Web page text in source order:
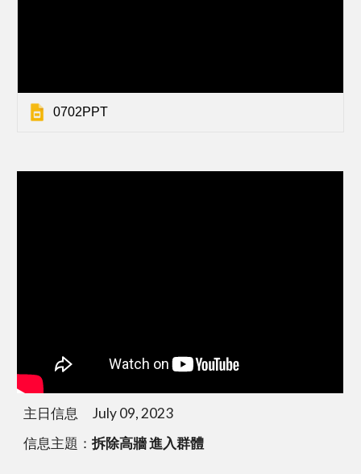
0702PPT
主日信息 July 09, 2023
信息主題：拆除高牆 進入群體